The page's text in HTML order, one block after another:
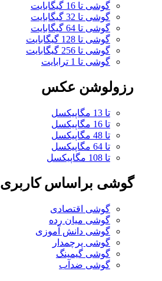
گوشی تا 16 گیگابایت
گوشی تا 32 گیگابایت
گوشی تا 64 گیگابایت
گوشی تا 128 گیگابایت
گوشی تا 256 گیگابایت
گوشی تا 1 ترابایت
رزولوشن عکس
تا 13 مگاپیکسل
تا 16 مگاپیکسل
تا 48 مگاپیکسل
تا 64 مگاپیکسل
تا 108 مگاپیکسل
گوشی براساس کاربری
گوشی اقتصادی
گوشی میان رده
گوشی دانش آموزی
گوشی پرچمدار
گوشی گیمینگ
گوشی ضدآب